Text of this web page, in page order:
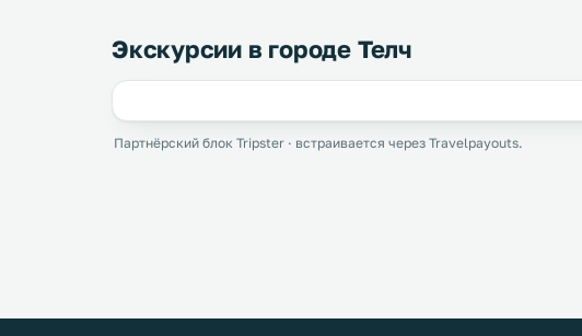
Экскурсии в городе Телч
Партнёрский блок Tripster · встраивается через Travelpayouts.